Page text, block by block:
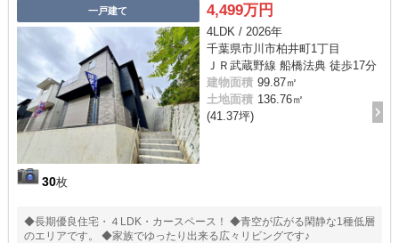
一戸建て
30枚
4,499万円
4LDK / 2026年
千葉県市川市柏井町1丁目
ＪＲ武蔵野線 船橋法典 徒歩17分
建物面積 99.87㎡
土地面積 136.76㎡
(41.37坪)
◆長期優良住宅・４LDK・カースペース！ ◆青空が広がる閑静な1種低層
のエリアです。 ◆家族でゆったり出来る広々リビングです♪